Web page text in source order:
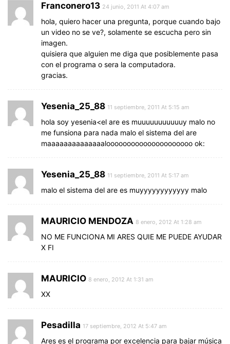
Franconero13 24 junio, 2011 At 4:07 am
hola, quiero hacer una pregunta, porque cuando bajo
un video no se ve?, solamente se escucha pero sin
imagen.
quisiera que alguien me diga que posiblemente pasa
con el programa o sera la computadora.
gracias.
Yesenia_25_88 11 septiembre, 2011 At 5:15 am
hola soy yesenia<el are es muuuuuuuuuuuy malo no
me funsiona para nada malo el sistema del are
maaaaaaaaaaaaaalooooooooooooooooooooo ok:
Yesenia_25_88 11 septiembre, 2011 At 5:17 am
malo el sistema del are es muyyyyyyyyyyyy malo
MAURICIO MENDOZA 8 enero, 2012 At 1:28 am
NO ME FUNCIONA MI ARES QUIE ME PUEDE AYUDAR
X FI
MAURICIO 8 enero, 2012 At 1:31 am
XX
Pesadilla 17 septiembre, 2012 At 5:47 am
Ares es el programa por excelencia para bajar música